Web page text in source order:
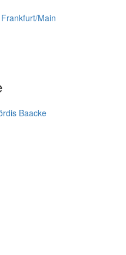
Main
Baacke